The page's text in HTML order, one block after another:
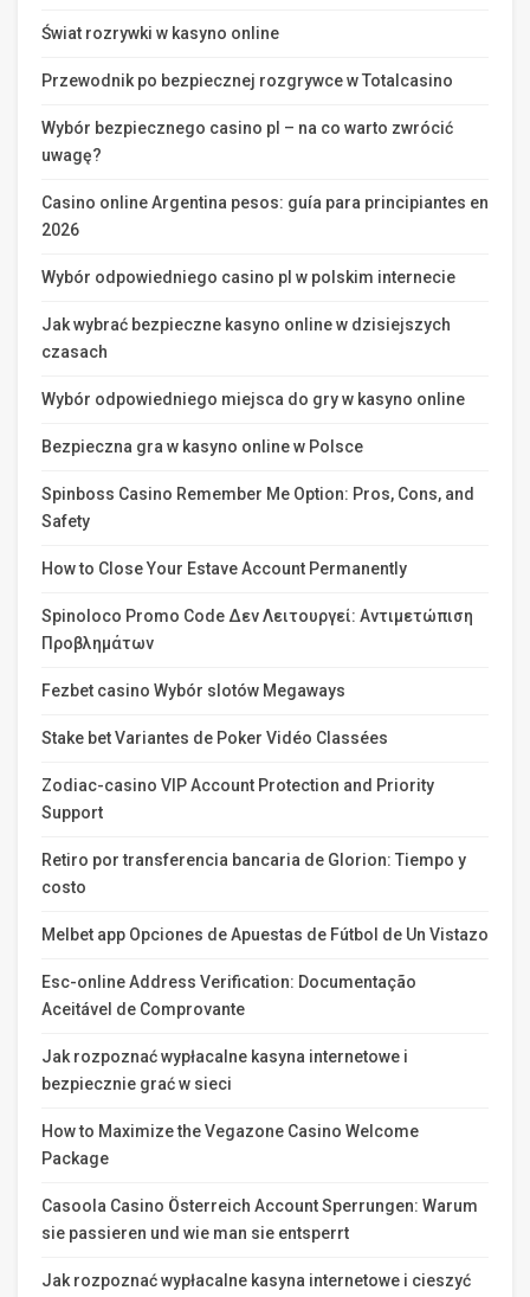
Świat rozrywki w kasyno online
Przewodnik po bezpiecznej rozgrywce w Totalcasino
Wybór bezpiecznego casino pl – na co warto zwrócić
uwagę?
Casino online Argentina pesos: guía para principiantes en
2026
Wybór odpowiedniego casino pl w polskim internecie
Jak wybrać bezpieczne kasyno online w dzisiejszych
czasach
Wybór odpowiedniego miejsca do gry w kasyno online
Bezpieczna gra w kasyno online w Polsce
Spinboss Casino Remember Me Option: Pros, Cons, and
Safety
How to Close Your Estave Account Permanently
Spinoloco Promo Code Δεν Λειτουργεί: Αντιμετώπιση
Προβλημάτων
Fezbet casino Wybór slotów Megaways
Stake bet Variantes de Poker Vidéo Classées
Zodiac-casino VIP Account Protection and Priority
Support
Retiro por transferencia bancaria de Glorion: Tiempo y
costo
Melbet app Opciones de Apuestas de Fútbol de Un Vistazo
Esc-online Address Verification: Documentação
Aceitável de Comprovante
Jak rozpoznać wypłacalne kasyna internetowe i
bezpiecznie grać w sieci
How to Maximize the Vegazone Casino Welcome
Package
Casoola Casino Österreich Account Sperrungen: Warum
sie passieren und wie man sie entsperrt
Jak rozpoznać wypłacalne kasyna internetowe i cieszyć